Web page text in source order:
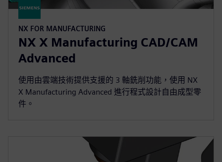
NX FOR MANUFACTURING
NX X Manufacturing CAD/CAM
Advanced
使用由雲端技術提供支援的 3 軸銑削功能，使用 NX
X Manufacturing Advanced 進行程式設計自由成型零
件。